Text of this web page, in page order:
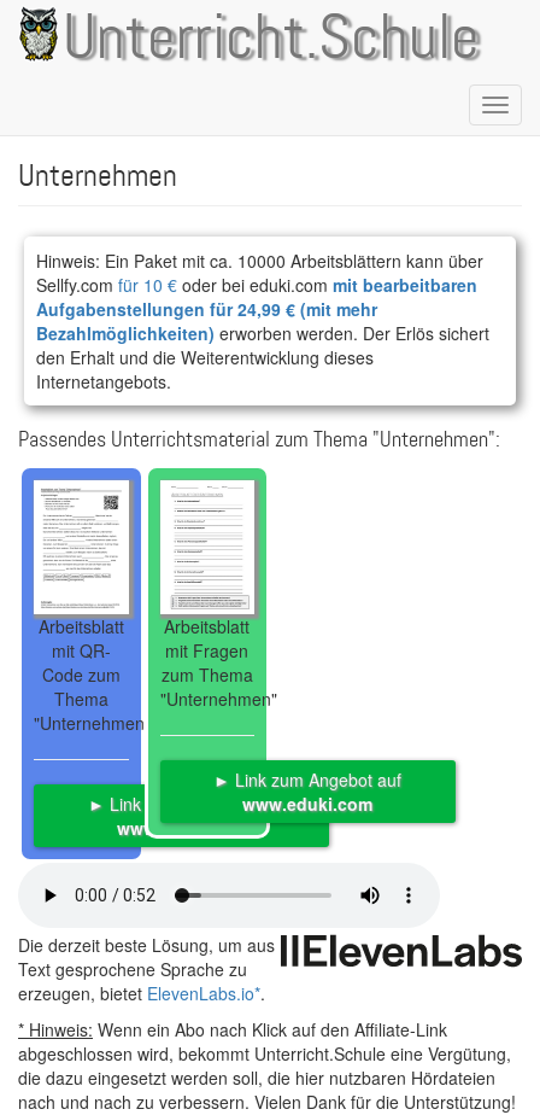
Direkt
zum
Inhalt
Unterricht.Schule
Unternehmen
Hinweis: Ein Paket mit ca. 10000 Arbeitsblättern kann über
Sellfy.com für 10 € oder bei eduki.com mit bearbeitbaren
Aufgabenstellungen für 24,99 € (mit mehr
Bezahlmöglichkeiten) erworben werden. Der Erlös sichert
den Erhalt und die Weiterentwicklung dieses
Internetangebots.
Passendes Unterrichtsmaterial zum Thema "Unternehmen":
Arbeitsblatt
mit QR-
Code zum
Thema
"Unternehmen"
► Link zum Angebot auf
www.eduki.com
Arbeitsblatt
mit Fragen
zum Thema
"Unternehmen"
► Link zum Angebot auf
www.eduki.com
Die derzeit beste Lösung, um aus
Text gesprochene Sprache zu
erzeugen, bietet ElevenLabs.io*.
* Hinweis: Wenn ein Abo nach Klick auf den Affiliate-Link
abgeschlossen wird, bekommt Unterricht.Schule eine Vergütung,
die dazu eingesetzt werden soll, die hier nutzbaren Hördateien
nach und nach zu verbessern. Vielen Dank für die Unterstützung!